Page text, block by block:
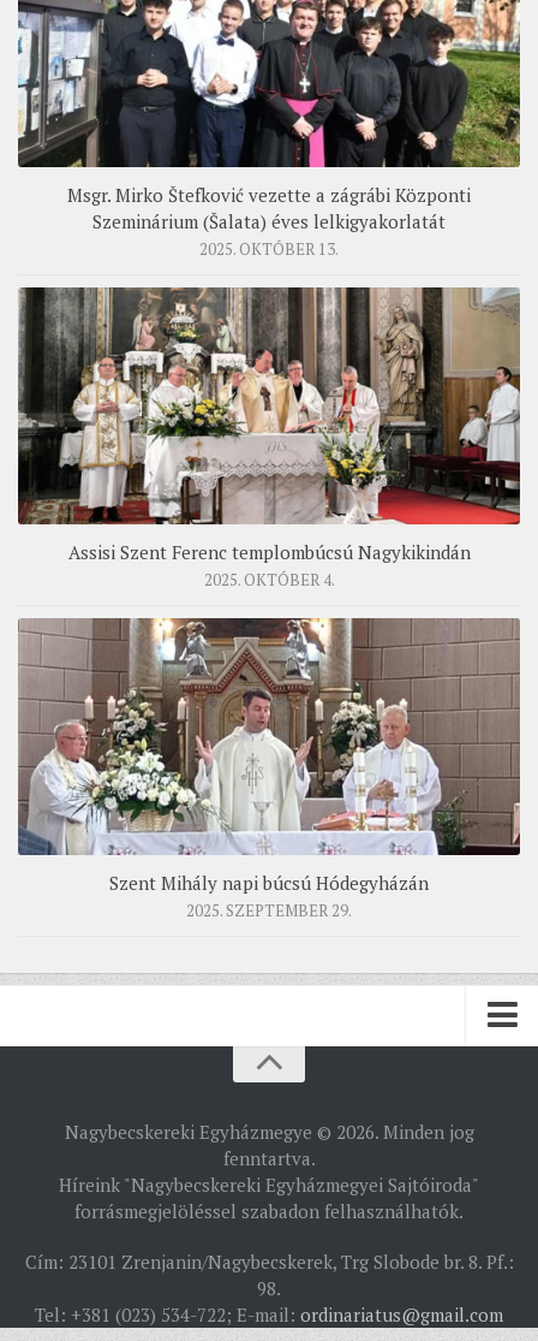
Msgr. Mirko Štefković vezette a zágrábi Központi
Szeminárium (Šalata) éves lelkigyakorlatát
2025. OKTÓBER 13.
Assisi Szent Ferenc templombúcsú Nagykikindán
2025. OKTÓBER 4.
Szent Mihály napi búcsú Hódegyházán
2025. SZEPTEMBER 29.
TÖRTÉNELEM
EGYHÁZMEGYEI LEVÉLTÁR
LELKIPÁSZTOROK
Nagybecskereki Egyházmegye © 2026. Minden jog
fenntartva.
Híreink "Nagybecskereki Egyházmegyei Sajtóiroda"
forrásmegjelöléssel szabadon felhasználhatók.
Cím: 23101 Zrenjanin/Nagybecskerek, Trg Slobode br. 8. Pf.:
98.
Tel: +381 (023) 534-722; E-mail: ordinariatus@gmail.com